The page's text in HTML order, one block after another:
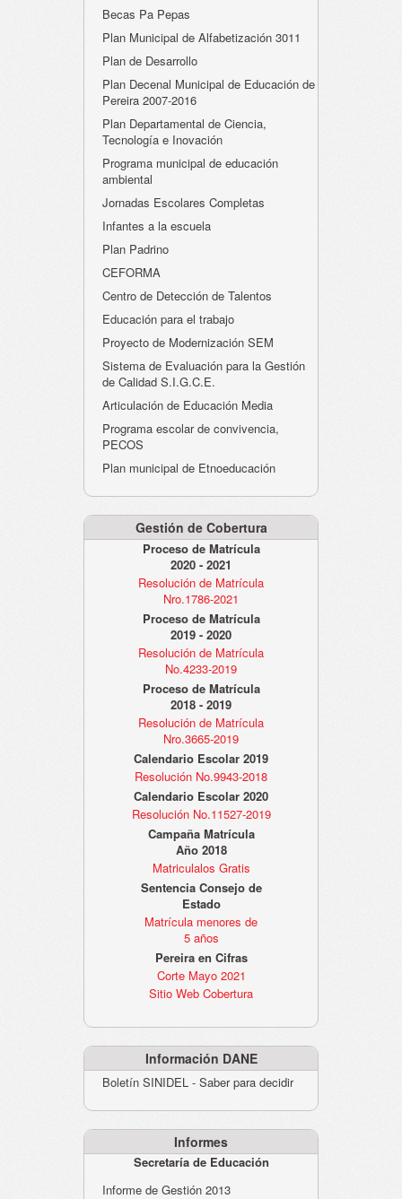
Becas Pa Pepas
Plan Municipal de Alfabetización 3011
Plan de Desarrollo
Plan Decenal Municipal de Educación de
Pereira 2007-2016
Plan Departamental de Ciencia,
Tecnología e Inovación
Programa municipal de educación
ambiental
Jornadas Escolares Completas
Infantes a la escuela
Plan Padrino
CEFORMA
Centro de Detección de Talentos
Educación para el trabajo
Proyecto de Modernización SEM
Sistema de Evaluación para la Gestión
de Calidad S.I.G.C.E.
Articulación de Educación Media
Programa escolar de convivencia,
PECOS
Plan municipal de Etnoeducación
Gestión de Cobertura
Proceso de Matrícula
2020 - 2021
Resolución de Matrícula
Nro.1786-2021
Proceso de Matrícula
2019 - 2020
Resolución de Matrícula
No.4233-2019
Proceso de Matrícula
2018 - 2019
Resolución de Matrícula
Nro.3665-2019
Calendario Escolar 2019
Resolución No.9943-2018
Calendario Escolar 2020
Resolución No.11527-2019
Campaña Matrícula
Año 2018
Matriculalos Gratis
Sentencia Consejo de
Estado
Matrícula menores de
5 años
Pereira en Cifras
Corte Mayo 2021
Sitio Web Cobertura
Información DANE
Boletín SINIDEL - Saber para decidir
Informes
Secretaría de Educación
Informe de Gestión 2013